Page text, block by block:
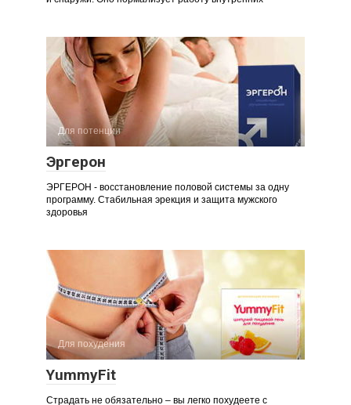
Для потенции
Эргерон
ЭРГЕРОН - восстановление половой системы за одну
программу. Стабильная эрекция и защита мужского
здоровья
Для похудения
YummyFit
Страдать не обязательно – вы легко похудеете с